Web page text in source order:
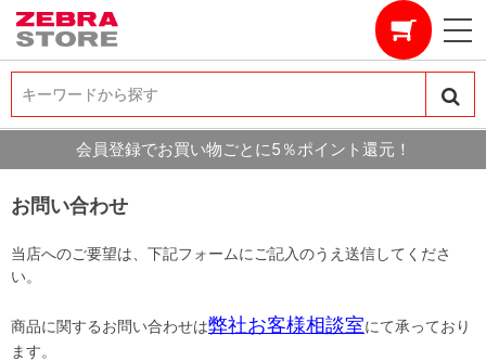
キーワードから探す
キーワードから探す
会員登録でお買い物ごとに5％ポイント還元！
お問い合わせ
当店へのご要望は、下記フォームにご記入のうえ送信してくださ
い。
商品に関するお問い合わせは弊社お客様相談室にて承っており
ます。